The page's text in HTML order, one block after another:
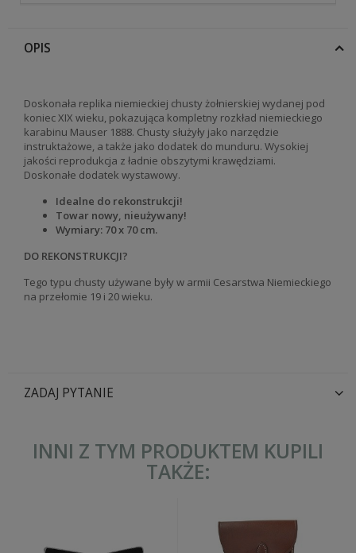
OPIS
Doskonała replika niemieckiej chusty żołnierskiej wydanej pod
koniec XIX wieku, pokazująca kompletny rozkład niemieckiego
karabinu Mauser 1888. Chusty służyły jako narzędzie
instruktażowe, a także jako dodatek do munduru. Wysokiej
jakości reprodukcja z ładnie obszytymi krawędziami.
Doskonałe dodatek wystawowy.
Idealne do rekonstrukcji!
Towar nowy, nieużywany!
Wymiary: 70 x 70 cm.
DO REKONSTRUKCJI?
Tego typu chusty używane były w armii Cesarstwa Niemieckiego
na przełomie 19 i 20 wieku.
ZADAJ PYTANIE
INNI Z TYM PRODUKTEM KUPILI
TAKŻE: